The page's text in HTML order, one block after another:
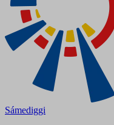
Sámediggi